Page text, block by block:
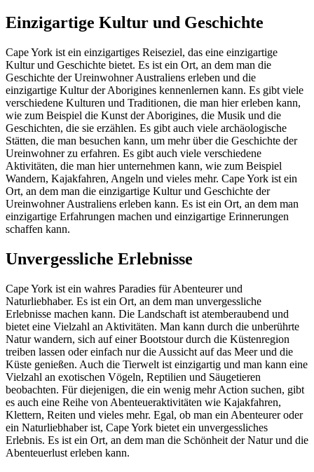
Einzigartige Kultur und Geschichte
Cape York ist ein einzigartiges Reiseziel, das eine einzigartige
Kultur und Geschichte bietet. Es ist ein Ort, an dem man die
Geschichte der Ureinwohner Australiens erleben und die
einzigartige Kultur der Aborigines kennenlernen kann. Es gibt viele
verschiedene Kulturen und Traditionen, die man hier erleben kann,
wie zum Beispiel die Kunst der Aborigines, die Musik und die
Geschichten, die sie erzählen. Es gibt auch viele archäologische
Stätten, die man besuchen kann, um mehr über die Geschichte der
Ureinwohner zu erfahren. Es gibt auch viele verschiedene
Aktivitäten, die man hier unternehmen kann, wie zum Beispiel
Wandern, Kajakfahren, Angeln und vieles mehr. Cape York ist ein
Ort, an dem man die einzigartige Kultur und Geschichte der
Ureinwohner Australiens erleben kann. Es ist ein Ort, an dem man
einzigartige Erfahrungen machen und einzigartige Erinnerungen
schaffen kann.
Unvergessliche Erlebnisse
Cape York ist ein wahres Paradies für Abenteurer und
Naturliebhaber. Es ist ein Ort, an dem man unvergessliche
Erlebnisse machen kann. Die Landschaft ist atemberaubend und
bietet eine Vielzahl an Aktivitäten. Man kann durch die unberührte
Natur wandern, sich auf einer Bootstour durch die Küstenregion
treiben lassen oder einfach nur die Aussicht auf das Meer und die
Küste genießen. Auch die Tierwelt ist einzigartig und man kann eine
Vielzahl an exotischen Vögeln, Reptilien und Säugetieren
beobachten. Für diejenigen, die ein wenig mehr Action suchen, gibt
es auch eine Reihe von Abenteueraktivitäten wie Kajakfahren,
Klettern, Reiten und vieles mehr. Egal, ob man ein Abenteurer oder
ein Naturliebhaber ist, Cape York bietet ein unvergessliches
Erlebnis. Es ist ein Ort, an dem man die Schönheit der Natur und die
Abenteuerlust erleben kann.